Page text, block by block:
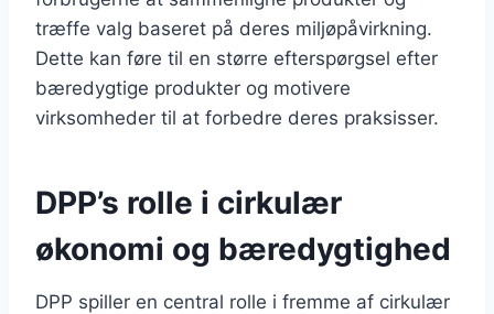
træffe valg baseret på deres miljøpåvirkning.
Dette kan føre til en større efterspørgsel efter
bæredygtige produkter og motivere
virksomheder til at forbedre deres praksisser.
DPP’s rolle i cirkulær
økonomi og bæredygtighed
DPP spiller en central rolle i fremme af cirkulær